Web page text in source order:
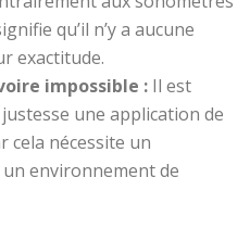
qu’il n’y a aucune
exactitude.
impossible : Il est
une application de
cela nécessite un
environnement de